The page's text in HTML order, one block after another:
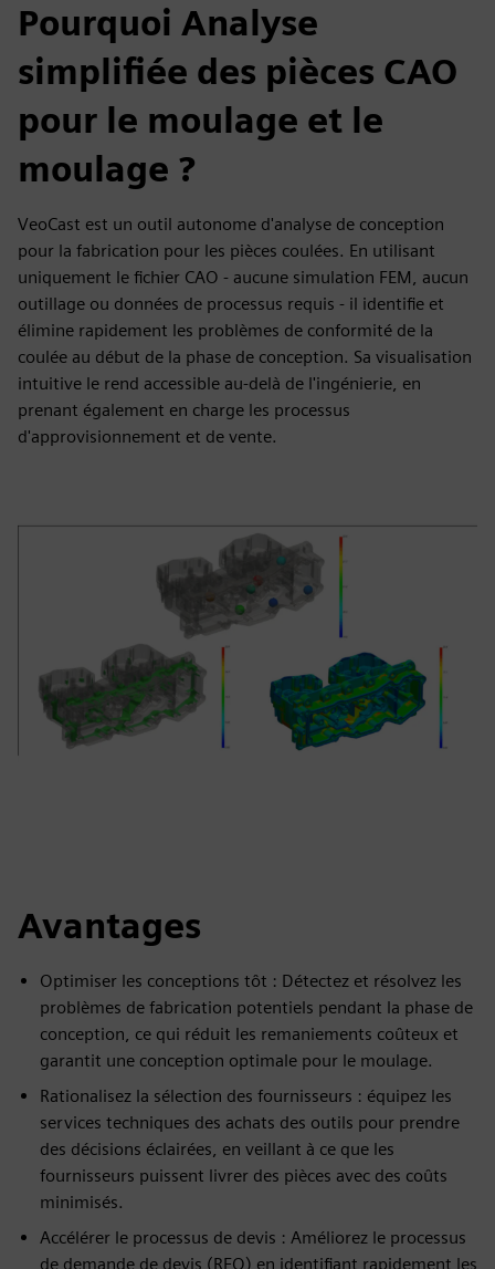
Pourquoi Analyse
simplifiée des pièces CAO
pour le moulage et le
moulage ?
VeoCast est un outil autonome d'analyse de conception
pour la fabrication pour les pièces coulées. En utilisant
uniquement le fichier CAO - aucune simulation FEM, aucun
outillage ou données de processus requis - il identifie et
élimine rapidement les problèmes de conformité de la
coulée au début de la phase de conception. Sa visualisation
intuitive le rend accessible au-delà de l'ingénierie, en
prenant également en charge les processus
d'approvisionnement et de vente.
Avantages
Optimiser les conceptions tôt : Détectez et résolvez les
problèmes de fabrication potentiels pendant la phase de
conception, ce qui réduit les remaniements coûteux et
garantit une conception optimale pour le moulage.
Rationalisez la sélection des fournisseurs : équipez les
services techniques des achats des outils pour prendre
des décisions éclairées, en veillant à ce que les
fournisseurs puissent livrer des pièces avec des coûts
minimisés.
Accélérer le processus de devis : Améliorez le processus
de demande de devis (RFQ) en identifiant rapidement les